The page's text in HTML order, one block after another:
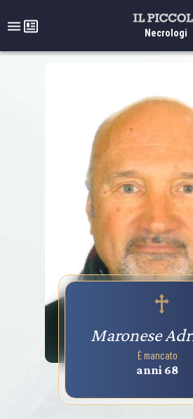
Necrologi
Maronese
È mancato
anni 68